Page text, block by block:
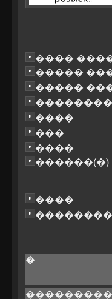
����
�����
�����
����
���
����
������(�)
����
�